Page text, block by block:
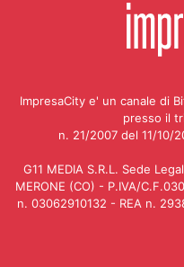
ImpresaCity e' un canale di
presso il
n. 21/2007 del 11/10/
G11 MEDIA S.R.L. Sede
MERONE (CO) - P.IVA/
n. 03062910132 - REA n.